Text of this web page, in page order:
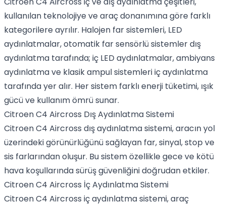
kullanılan teknolojiye ve araç donanımına göre farklı
kategorilere ayrılır. Halojen far sistemleri, LED
aydınlatmalar, otomatik far sensörlü sistemler dış
aydınlatma tarafında; iç LED aydınlatmalar, ambiyans
aydınlatma ve klasik ampul sistemleri iç aydınlatma
tarafında yer alır. Her sistem farklı enerji tüketimi, ışık
gücü ve kullanım ömrü sunar.
Citroen C4 Aircross Dış Aydınlatma Sistemi
Citroen C4 Aircross dış aydınlatma sistemi, aracın yol
üzerindeki görünürlüğünü sağlayan far, sinyal, stop ve
sis farlarından oluşur. Bu sistem özellikle gece ve kötü
hava koşullarında sürüş güvenliğini doğrudan etkiler.
Citroen C4 Aircross İç Aydınlatma Sistemi
Citroen C4 Aircross iç aydınlatma sistemi, araç